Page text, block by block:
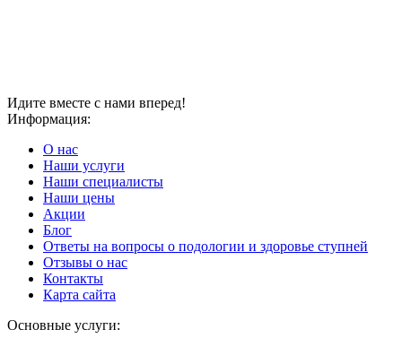
Идите вместе с нами вперед!
Информация:
О нас
Наши услуги
Наши специалисты
Наши цены
Акции
Блог
Ответы на вопросы о подологии и здоровье ступней
Отзывы о нас
Контакты
Карта сайта
Основные услуги: